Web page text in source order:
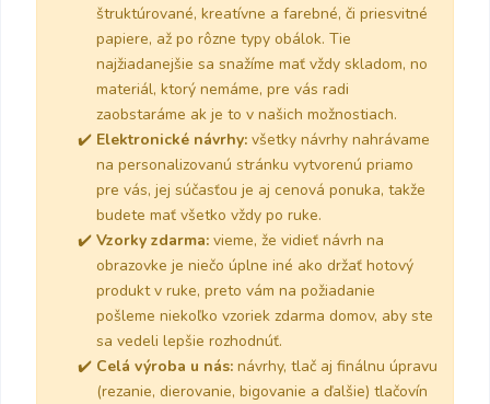
štruktúrované, kreatívne a farebné, či priesvitné
papiere, až po rôzne typy obálok. Tie
najžiadanejšie sa snažíme mať vždy skladom, no
materiál, ktorý nemáme, pre vás radi
zaobstaráme ak je to v našich možnostiach.
Elektronické návrhy: všetky návrhy nahrávame
na personalizovanú stránku vytvorenú priamo
pre vás, jej súčasťou je aj cenová ponuka, takže
budete mať všetko vždy po ruke.
Vzorky zdarma: vieme, že vidieť návrh na
obrazovke je niečo úplne iné ako držať hotový
produkt v ruke, preto vám na požiadanie
pošleme niekoľko vzoriek zdarma domov, aby ste
sa vedeli lepšie rozhodnúť.
Celá výroba u nás: návrhy, tlač aj finálnu úpravu
(rezanie, dierovanie, bigovanie a ďalšie) tlačovín